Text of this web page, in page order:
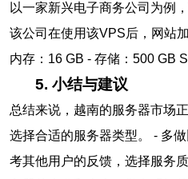
以一家新兴电子商务公司为例
该公司在使用该VPS后，网站
内存：16 GB - 存储：500 GB
5. 小结与建议
总结来说，越南的服务器市场
选择合适的服务器类型。 - 多
考其他用户的反馈，选择服务